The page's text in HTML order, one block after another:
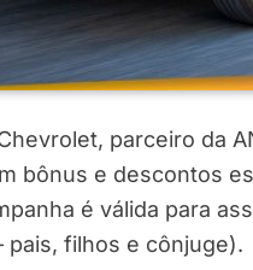
parceiro da
bônus e descontos
é válida para
pais, filhos e cônjuge).